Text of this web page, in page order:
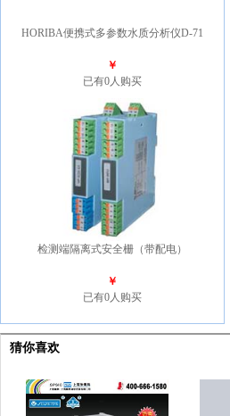
HORIBA便携式多参数水质分析仪D-71
￥
已有0人购买
检测端隔离式安全栅（带配电）
￥
已有0人购买
猜你喜欢